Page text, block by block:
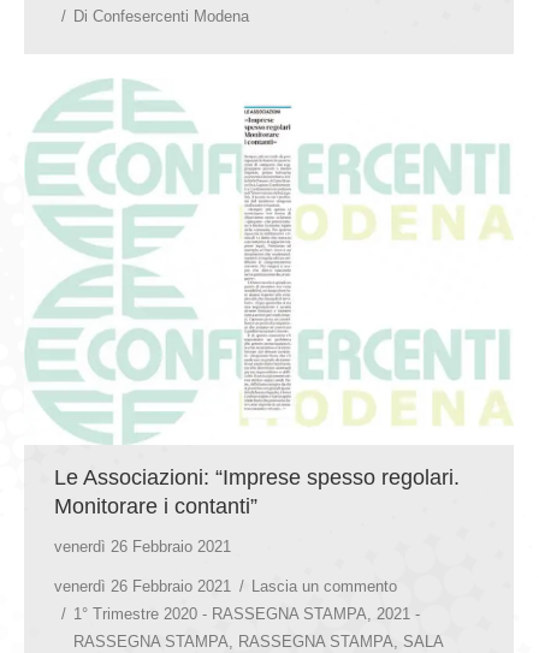
Di Confesercenti Modena
Le Associazioni: “Imprese spesso regolari.
Monitorare i contanti”
venerdì 26 Febbraio 2021
venerdì 26 Febbraio 2021
Lascia un commento
1° Trimestre 2020 - RASSEGNA STAMPA, 2021 -
RASSEGNA STAMPA, RASSEGNA STAMPA, SALA